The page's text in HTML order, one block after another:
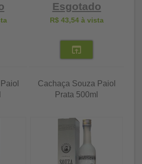
Esgotado
R$ 43,54à vista
Cachaça Souza Paiol
Prata 500ml